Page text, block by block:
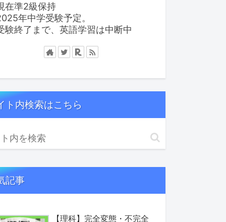
在準2級保持
年中学受験予定。
験終了まで、英語学習は中断中
ト内検索はこちら
記事
【理科】完全変態・不完全